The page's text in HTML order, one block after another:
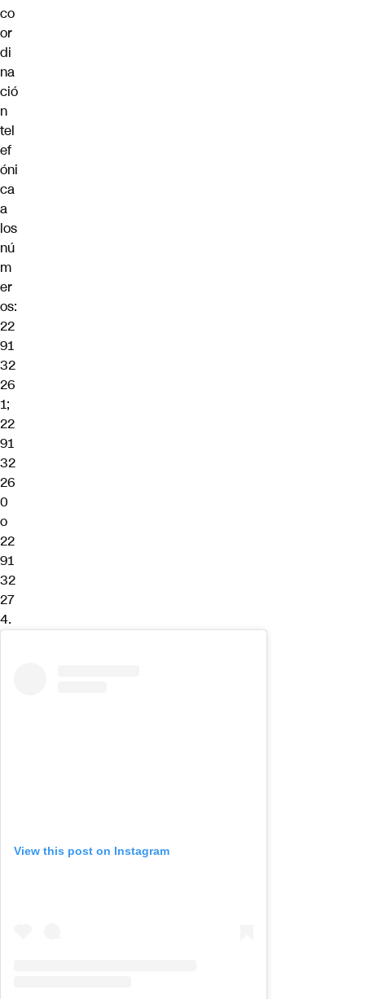
co
or
di
na
ció
n
tel
ef
óni
ca
a
los
nú
m
er
os:
22
91
32
26
1;
22
91
32
26
0
o
22
91
32
27
4.
View this post on Instagram